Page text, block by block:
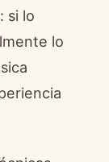
si lo
lo